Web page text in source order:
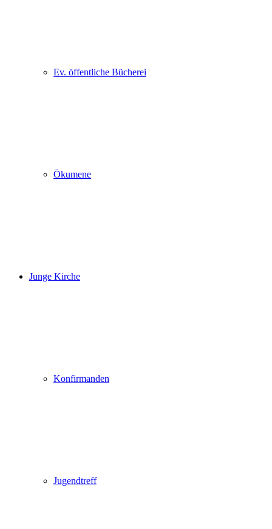
Ev. öffentliche Bücherei
Ökumene
Junge Kirche
Konfirmanden
Jugendtreff